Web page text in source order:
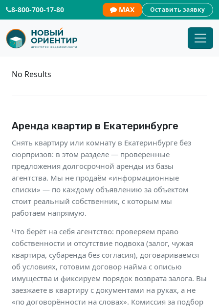
8-800-700-17-80 MAX Оставить заявку
Аренда квартир | Новый Ориентир
No Results
Аренда квартир в Екатеринбурге
Снять квартиру или комнату в Екатеринбурге без
сюрпризов: в этом разделе — проверенные
предложения долгосрочной аренды из базы
агентства. Мы не продаём «информационные
списки» — по каждому объявлению за объектом
стоит реальный собственник, с которым мы
работаем напрямую.
Что берёт на себя агентство: проверяем право
собственности и отсутствие подвоха (залог, чужая
квартира, субаренда без согласия), договариваемся
об условиях, готовим договор найма с описью
имущества и фиксируем порядок возврата залога. Вы
заезжаете в квартиру с документами на руках, а не
«по договорённости на словах». Комиссия за подбор